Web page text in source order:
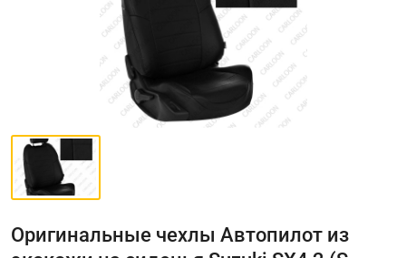
Оригинальные чехлы Автопилот из